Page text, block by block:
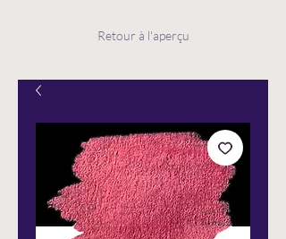
Retour à l'aperçu